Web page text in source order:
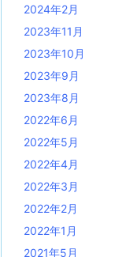
2024年2月
2023年11月
2023年10月
2023年9月
2023年8月
2022年6月
2022年5月
2022年4月
2022年3月
2022年2月
2022年1月
2021年5月